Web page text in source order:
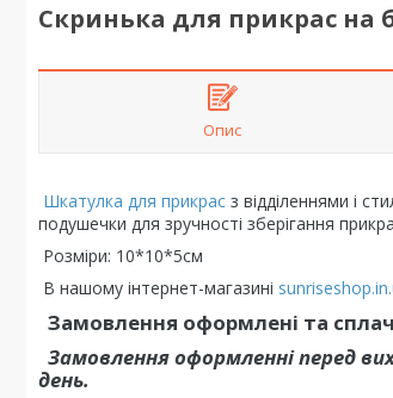
Скринька для прикрас на
Опис
Шкатулка для прикрас з відділеннями і
подушечки для зручності зберігання
Розміри: 10*10*5см
В нашому інтернет-магазині
Замовлення оформлені та
Замовлення оформленні перед
день.